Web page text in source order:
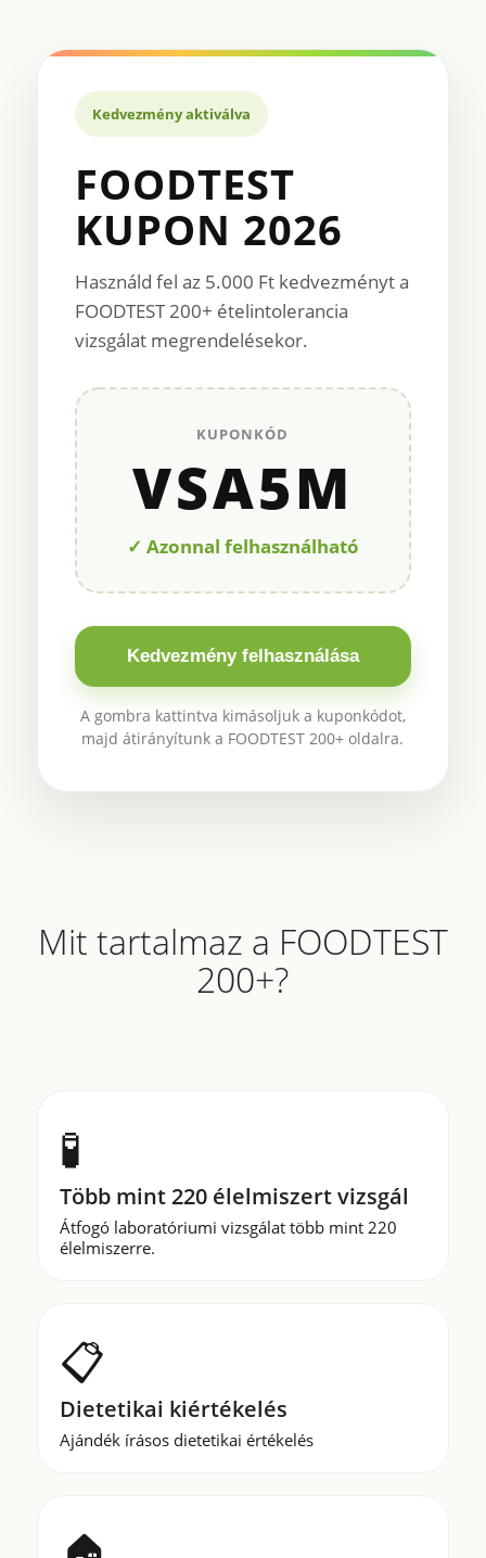
Kedvezmény aktiválva
FOODTEST
KUPON 2026
Használd fel az 5.000 Ft kedvezményt a
FOODTEST 200+ ételintolerancia
vizsgálat megrendelésekor.
KUPONKÓD
VSA5M
✓ Azonnal felhasználható
Kedvezmény felhasználása
A gombra kattintva kimásoljuk a kuponkódot,
majd átirányítunk a FOODTEST 200+ oldalra.
Mit tartalmaz a FOODTEST
200+?
🧪
Több mint 220 élelmiszert vizsgál
Átfogó laboratóriumi vizsgálat több mint 220
élelmiszerre.
📋
Dietetikai kiértékelés
Ajándék írásos dietetikai értékelés